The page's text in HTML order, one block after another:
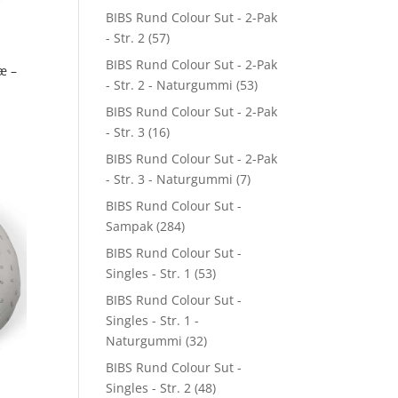
–
BIBS Rund Colour Sut - 2-Pak
- Str. 2 (57)
BIBS Rund Colour Sut - 2-Pak
- Str. 2 - Naturgummi (53)
BIBS Rund Colour Sut - 2-Pak
- Str. 3 (16)
BIBS Rund Colour Sut - 2-Pak
- Str. 3 - Naturgummi (7)
BIBS Rund Colour Sut -
Sampak (284)
BIBS Rund Colour Sut -
Singles - Str. 1 (53)
BIBS Rund Colour Sut -
Singles - Str. 1 -
Naturgummi (32)
BIBS Rund Colour Sut -
Singles - Str. 2 (48)